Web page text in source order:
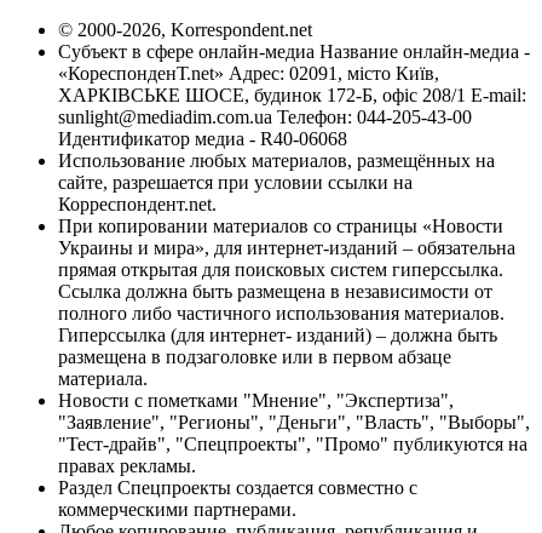
© 2000-2026, Korrespondent.net
Субъект в сфере онлайн-медиа Название онлайн-медиа -
«КореспонденТ.net» Адрес: 02091, місто Київ,
ХАРКІВСЬКЕ ШОСЕ, будинок 172-Б, офіс 208/1 E-mail:
sunlight@mediadim.com.ua Телефон: 044-205-43-00
Идентификатор медиа - R40-06068
Использование любых материалов, размещённых на
сайте, разрешается при условии ссылки на
Корреспондент.net.
При копировании материалов со страницы «Новости
Украины и мира», для интернет-изданий – обязательна
прямая открытая для поисковых систем гиперссылка.
Ссылка должна быть размещена в независимости от
полного либо частичного использования материалов.
Гиперссылка (для интернет- изданий) – должна быть
размещена в подзаголовке или в первом абзаце
материала.
Новости с пометками "Мнение", "Экспертиза",
"Заявление", "Регионы", "Деньги", "Власть", "Выборы",
"Тест-драйв", "Спецпроекты", "Промо" публикуются на
правах рекламы.
Раздел Спецпроекты создается совместно с
коммерческими партнерами.